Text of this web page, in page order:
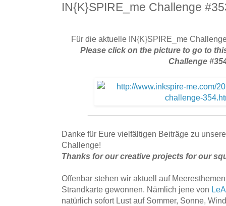
IN{K}SPIRE_me Challenge
Für die aktuelle IN{K}SPIRE_me
Please click on the picture to go to
Challenge
Danke für Eure vielfältigen Beiträge zu
Challenge!
Thanks for our creative projects for our
Offenbar stehen wir aktuell auf
Strandkarte gewonnen. Nämlich jene von
natürlich sofort Lust auf Sommer, Sonne,